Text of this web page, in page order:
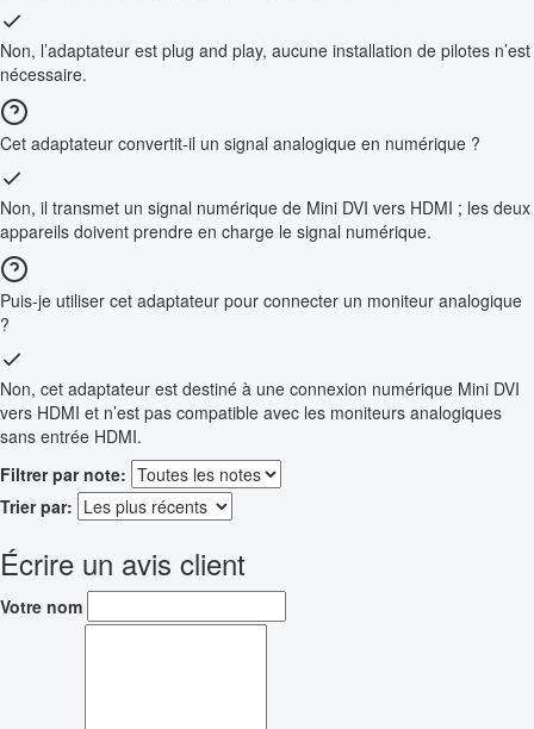
Non, l’adaptateur est plug and play, aucune installation de pilotes n’est
nécessaire.
Cet adaptateur convertit-il un signal analogique en numérique ?
Non, il transmet un signal numérique de Mini DVI vers HDMI ; les deux
appareils doivent prendre en charge le signal numérique.
Puis-je utiliser cet adaptateur pour connecter un moniteur analogique
?
Non, cet adaptateur est destiné à une connexion numérique Mini DVI
vers HDMI et n’est pas compatible avec les moniteurs analogiques
sans entrée HDMI.
Filtrer par note:
Trier par:
Écrire un avis client
Votre nom